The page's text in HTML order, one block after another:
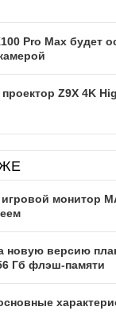
Pro Max будет
Z9X 4K
монитор
новую версию
Гб флэш-памяти